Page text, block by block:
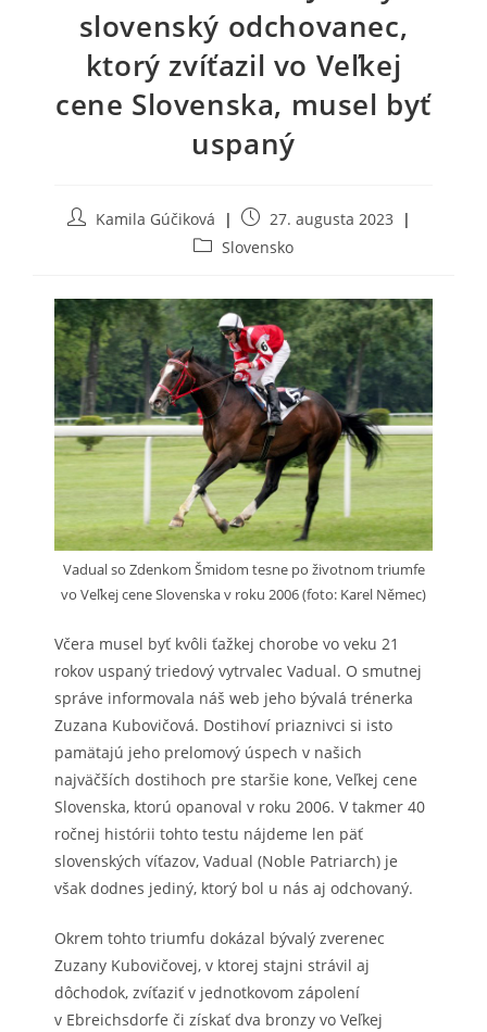
slovenský odchovanec,
ktorý zvíťazil vo Veľkej
cene Slovenska, musel byť
uspaný
Post Kamila Gúčiková
Post
published:
27. augusta 2023
Post Slovensko
Vadual so Zdenkom Šmidom tesne po životnom triumfe
vo Veľkej cene Slovenska v roku 2006 (foto: Karel Němec)
Včera musel byť kvôli ťažkej chorobe vo veku 21
rokov uspaný triedový vytrvalec Vadual. O smutnej
správe informovala náš web jeho bývalá trénerka
Zuzana Kubovičová. Dostihoví priaznivci si isto
pamätajú jeho prelomový úspech v našich
najväčších dostihoch pre staršie kone, Veľkej cene
Slovenska, ktorú opanoval v roku 2006. V takmer 40
ročnej histórii tohto testu nájdeme len päť
slovenských víťazov, Vadual (Noble Patriarch) je
však dodnes jediný, ktorý bol u nás aj odchovaný.
Okrem tohto triumfu dokázal bývalý zverenec
Zuzany Kubovičovej, v ktorej stajni strávil aj
dôchodok, zvíťaziť v jednotkovom zápolení
v Ebreichsdorfe či získať dva bronzy vo Veľkej